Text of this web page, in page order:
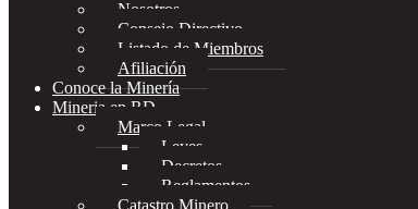
Nosotros
Consejo Directivo
Listado de Miembros
Afiliación
Conoce la Minería
Mineria en RD
Marco Legal
Leyes
Decretos
Reglamentos